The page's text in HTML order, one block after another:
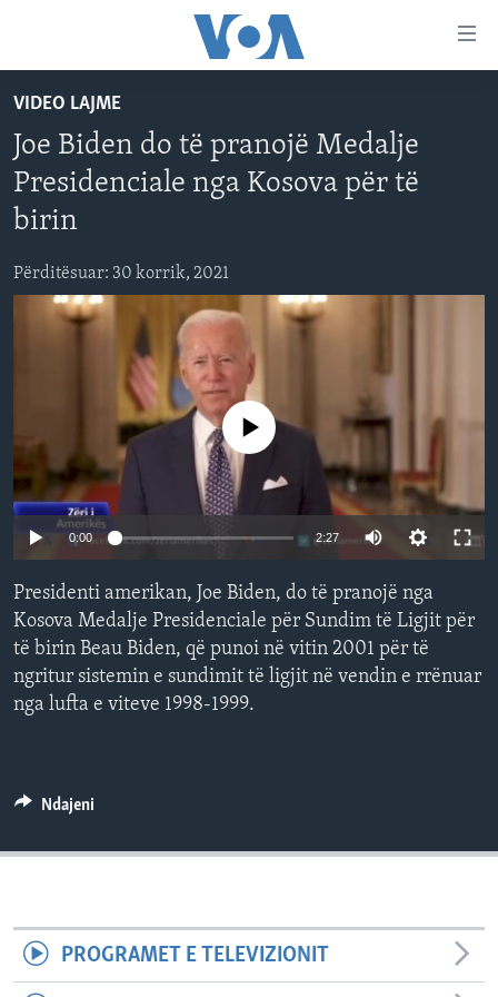
faqen
kryesore
Kalo
tek
faqja
Kalo
tek
FAQJA KRYESORE
KATEGORITË
EVROPA
BOTA
SHKENCË DHE TEKNOLOGJI
SHËNDETËSI
INTERVISTA
DITARI
DITARI
FOLLOW US
VIDEO LAJME
Joe Biden do të pranojë Medalje
Presidenciale nga Kosova për të
birin
Përditësuar: 30 korrik, 2021
No media source currently available
0:00 2:27
Presidenti amerikan, Joe Biden, do të pranojë nga
Kosova Medalje Presidenciale për Sundim të Ligjit për
të birin Beau Biden, që punoi në vitin 2001 për të
ngritur sistemin e sundimit të ligjit në vendin e rrënuar
nga lufta e viteve 1998-1999.
Ndajeni
PROGRAMET E TELEVIZIONIT